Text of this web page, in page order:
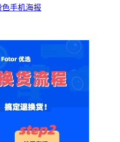
手机海报